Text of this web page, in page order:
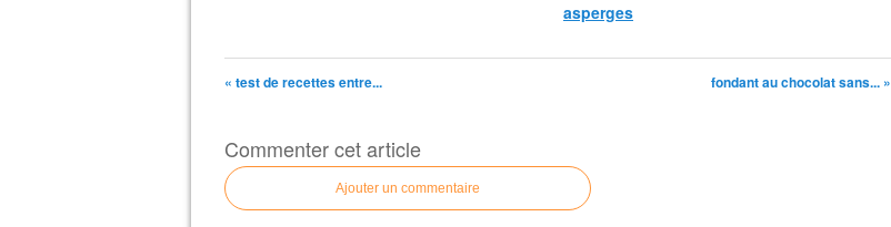
asperges
« test de recettes entre... fondant au chocolat sans... »
Commenter cet article
Ajouter un commentaire